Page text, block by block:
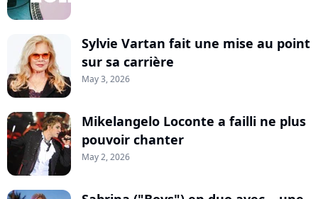
Sylvie Vartan fait une mise au point
sur sa carrière
May 3, 2026
Mikelangelo Loconte a failli ne plus
pouvoir chanter
May 2, 2026